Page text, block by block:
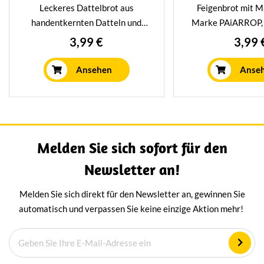
Leckeres Dattelbrot aus
handentkernten Datteln und
kalifornischen Walnüssen.
100% biologisch und glutenfrei.
Dattelbrot schmeckt köstlich in
Kombination mit verschiedenen
Käsesorten, z. B. Gorgonzola.
3,99 €
Ansehen
Feigenbrot mit
Marke
200 Gramm. Eine
Abwechslung,
Käseplatte mit
als
3,99
Melden Sie sich sofort für den
Newsletter an!
Melden Sie sich direkt für den Newsletter an, gewinnen Sie
automatisch und verpassen Sie keine einzige Aktion mehr!